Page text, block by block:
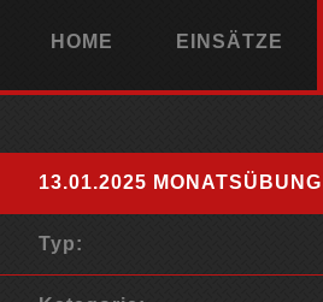
HOME EINSÄTZE
13.01.2025
Typ: